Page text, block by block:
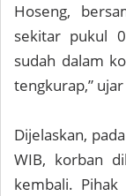
Hoseng,
sekitar pukul
sudah dalam
tengkurap,” ujar
Dijelaskan,
WIB, korban
kembali.